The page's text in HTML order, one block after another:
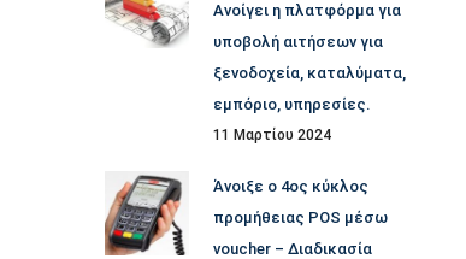
Ανοίγει η πλατφόρμα για
υποβολή αιτήσεων για
ξενοδοχεία, καταλύματα,
εμπόριο, υπηρεσίες.
11 Μαρτίου 2024
Άνοιξε ο 4ος κύκλος
προμήθειας POS μέσω
voucher – Διαδικασία